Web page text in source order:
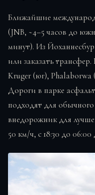
Ближайшие
(JNB, ~4–5 часов до
минут). Из
или заказать
Kruger (юг), Phalaborwa
Дороги в парке
подходят для
внедорожник для
50 км/ч, с 18:30 до